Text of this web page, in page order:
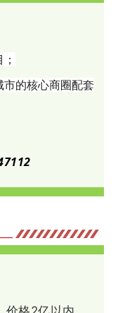
市的核心商圈配套